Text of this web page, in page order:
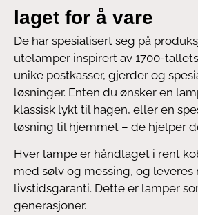
laget for å vare
De har spesialisert seg på
utelamper inspirert av 1700-
unike postkasser, gjerder og
løsninger. Enten du ønsker en
klassisk lykt til hagen, eller en
løsning til hjemmet – de hjelper
Hver lampe er håndlaget i rent
med sølv og messing, og leveres
livstidsgaranti. Dette er lamper
generasjoner.